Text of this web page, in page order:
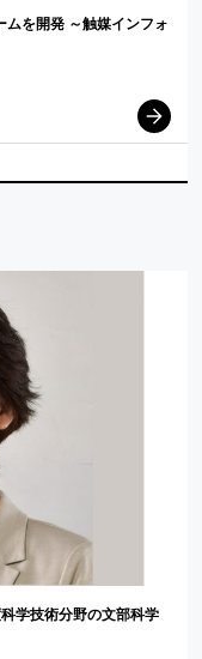
ムを開発～触媒インフォ
学技術分野の文部科学